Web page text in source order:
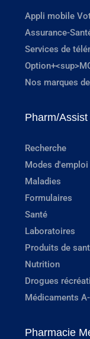
Appli mobile
Assurance-
Services de
Nos marques
Pharm/Assist
Recherche
Modes d'emploi
Maladies
Formulaires
Santé
Laboratoires
Produits de
Nutrition
Drogues
Médicaments
Pharmacie